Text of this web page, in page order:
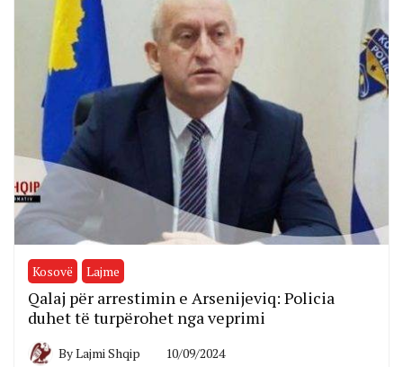
Kosovë Lajme
Qalaj për arrestimin e Arsenijeviq: Policia
duhet të turpërohet nga veprimi
ByLajmi Shqip 10/09/2024